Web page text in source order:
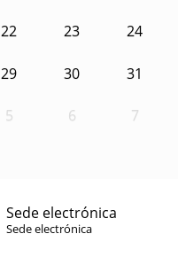
22 23 24
29 30 31
5 6 7
Sede electrónica
Sede electrónica